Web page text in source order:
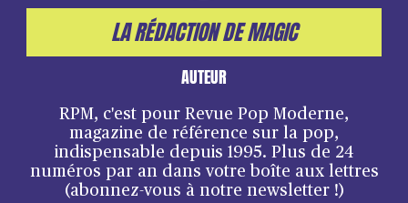
LA RÉDACTION DE MAGIC
AUTEUR
RPM, c'est pour Revue Pop Moderne,
magazine de référence sur la pop,
indispensable depuis 1995. Plus de 24
numéros par an dans votre boîte aux lettres
(abonnez-vous à notre newsletter !)